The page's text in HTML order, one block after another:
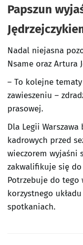
Papszun
Nadal niejasna
Nsame oraz Artura
– To kolejne
zawieszeniu –
prasowej.
Dla Legii
kadrowych przed
wieczorem wyjaśni
zakwalifikuje się
Potrzebuje do tego
korzystnego
spotkaniach.